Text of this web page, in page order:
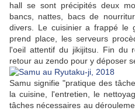
hall se sont précipités deux
bancs, nattes, bacs de
divers. Le cuisinier a frappé le
prend place, les serveurs
l'oeil attentif du jikijitsu. Fin du
retour au zendo pour y déposer
Samu signifie "pratique des
la cuisine, l'entretien, le
tâches nécessaires au